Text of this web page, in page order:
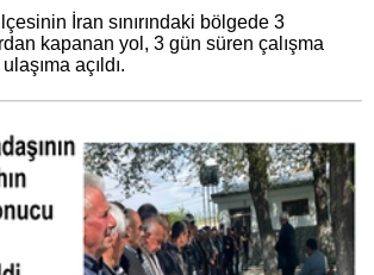
İran sınırındaki bölgede 3
kapanan yol, 3 gün süren çalışma
açıldı.